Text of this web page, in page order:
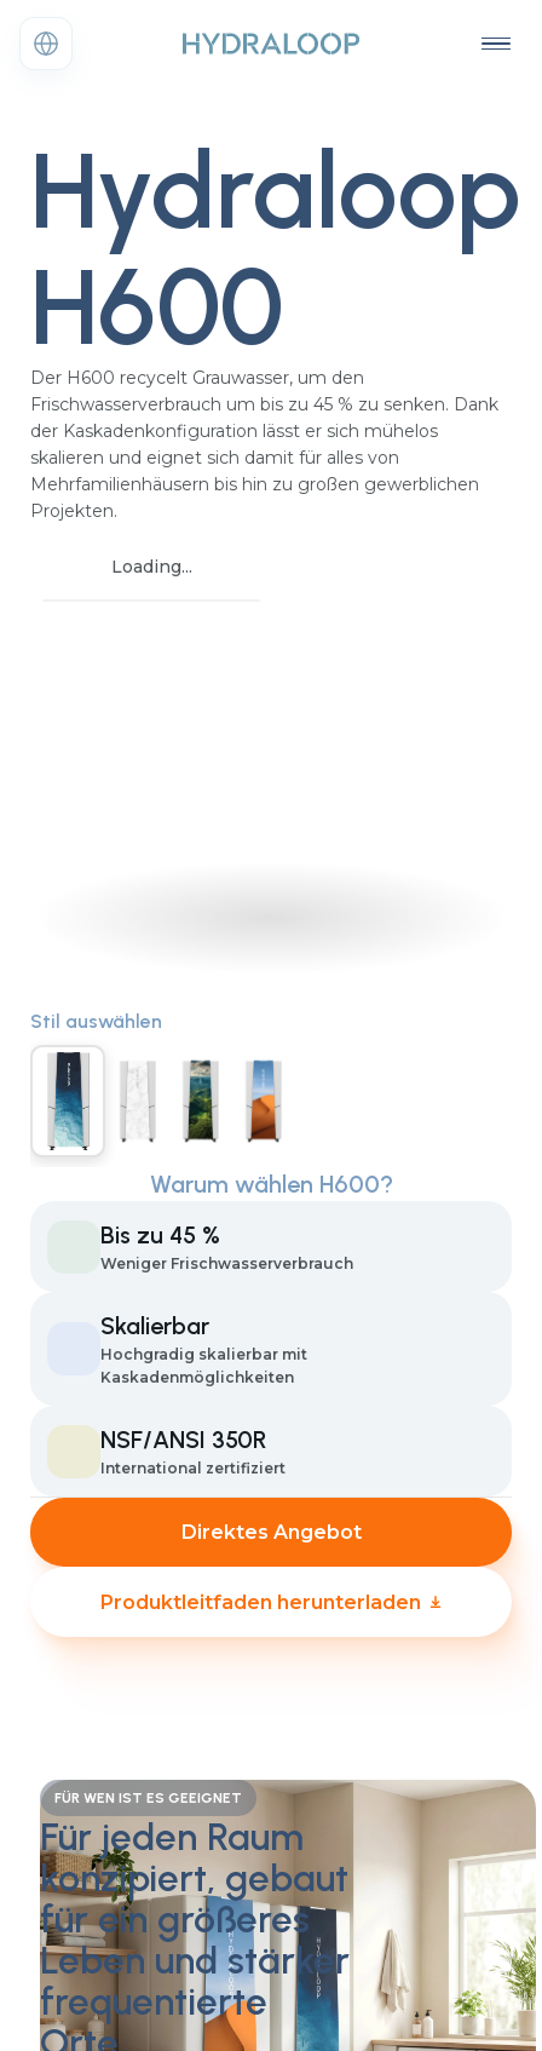
Loading...
Hydraloop
H600
Der H600 recycelt Grauwasser, um den
Frischwasserverbrauch um bis zu 45 % zu senken. Dank
der Kaskadenkonfiguration lässt er sich mühelos
skalieren und eignet sich damit für alles von
Mehrfamilienhäusern bis hin zu großen gewerblichen
Projekten.
Stil auswählen
Warum wählen H600?
Bis zu 45 %
Weniger Frischwasserverbrauch
Skalierbar
Hochgradig skalierbar mit
Kaskadenmöglichkeiten
NSF/ANSI 350R
International zertifiziert
Direktes Angebot
Produktleitfaden herunterladen
FÜR WEN IST ES GEEIGNET
Für jeden Raum
konzipiert, gebaut
für ein größeres
Leben und stärker
frequentierte